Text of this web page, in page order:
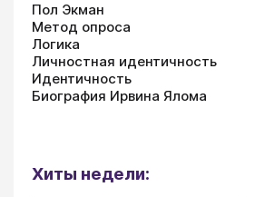
Пол Экман
Метод опроса
Логика
Личностная идентичность
Идентичность
Биография Ирвина Ялома
Хиты недели: